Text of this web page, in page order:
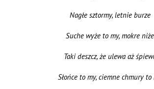
Nagłe sztormy, letnie burze
Suche wyże to my, mokre niże
Taki deszcz, że ulewa aż
Słońce to my, ciemne chmury to